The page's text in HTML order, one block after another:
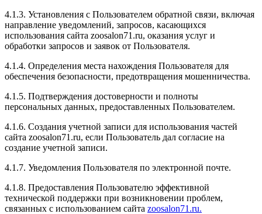
4.1.3. Установления с Пользователем обратной связи, включая
направление уведомлений, запросов, касающихся
использования сайта zoosalon71.ru, оказания услуг и
обработки запросов и заявок от Пользователя.
4.1.4. Определения места нахождения Пользователя для
обеспечения безопасности, предотвращения мошенничества.
4.1.5. Подтверждения достоверности и полноты
персональных данных, предоставленных Пользователем.
4.1.6. Создания учетной записи для использования частей
сайта zoosalon71.ru, если Пользователь дал согласие на
создание учетной записи.
4.1.7. Уведомления Пользователя по электронной почте.
4.1.8. Предоставления Пользователю эффективной
технической поддержки при возникновении проблем,
связанных с использованием сайта zoosalon71.ru.